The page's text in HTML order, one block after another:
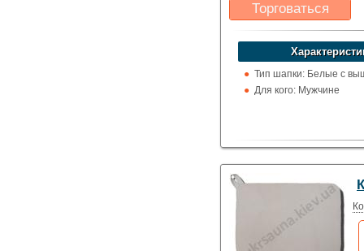
Торговаться
Какая цена Вас
устроит?
Указать цену
Тип шапки: Белые с
Для кого: Мужчине